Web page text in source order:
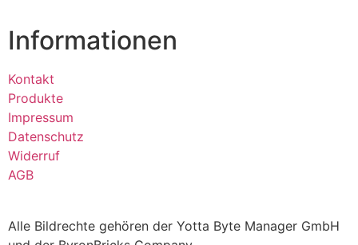
Informationen
Kontakt
Produkte
Impressum
Datenschutz
Widerruf
AGB
Alle Bildrechte gehören der Yotta Byte Manager GmbH